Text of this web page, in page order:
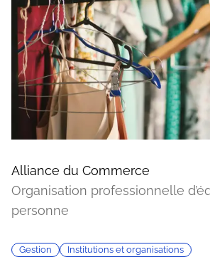
Alliance du Commerce
Organisation professionnelle
personne
Gestion Institutions et organisations